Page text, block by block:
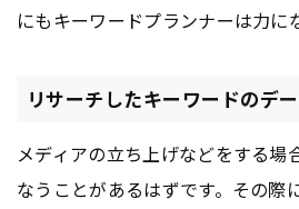
にもキーワードプランナーは力に
リサーチしたキーワードのデ
メディアの立ち上げなどをする場
なうことがあるはずです。その際